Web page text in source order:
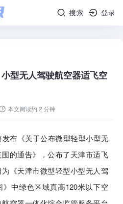
搜索 登录
型无人驾驶航空器适飞空
本文阅读约 2 分钟
布《关于公布微型轻型小型无
的通告》，公布了天津市适飞
《天津市微型轻型小型无人驾
中绿色区域真高120米以下空